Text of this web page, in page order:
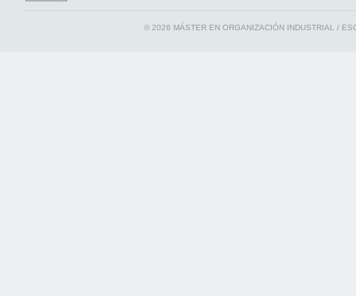
© 2026 MÁSTER EN ORGANIZACIÓN INDUSTRIAL /